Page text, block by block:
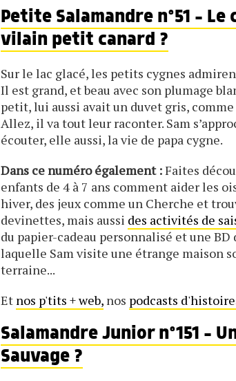
Petite Salamandre n°51 - Le
vilain petit canard ?
Sur le lac glacé, les petits cygnes
Il est grand, et beau avec son plumage
petit, lui aussi avait un duvet gris, comme
Allez, il va tout leur raconter. Sam
écouter, elle aussi, la vie de papa cygne.
Dans ce numéro également :Faites
enfants de 4 à 7 ans comment aider les
hiver, des jeux comme un Cherche et
devinettes, mais aussi des activités de
du papier-cadeau personnalisé et une BD
laquelle Sam visite une étrange maison
terraine...
Et nos p'tits + web, nos podcasts
Salamandre Junior n°151 -
Sauvage ?